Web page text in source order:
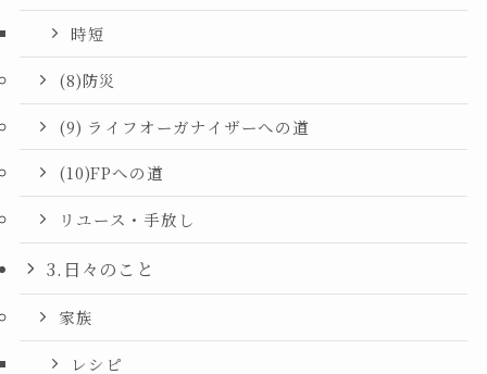
時短
(8)防災
(9) ライフオーガナイザーへの道
(10)FPへの道
リユース・手放し
3.日々のこと
家族
レシピ